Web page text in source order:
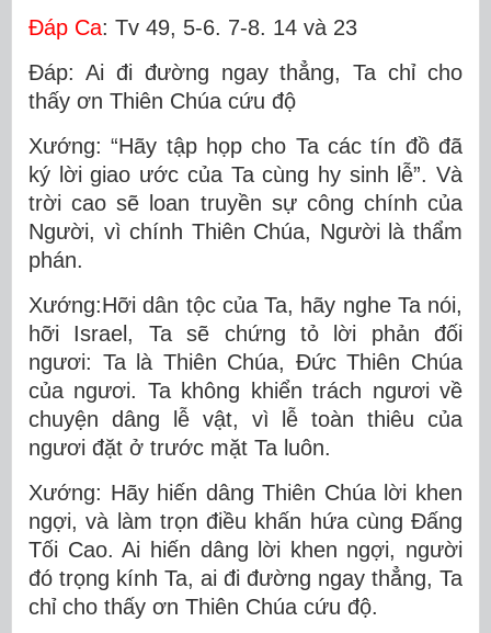
Ðáp Ca: Tv 49, 5-6. 7-8. 14 và 23
Ðáp: Ai đi đường ngay thẳng, Ta chỉ cho
thấy ơn Thiên Chúa cứu độ
Xướng: “Hãy tập họp cho Ta các tín đồ đã
ký lời giao ước của Ta cùng hy sinh lễ”. Và
trời cao sẽ loan truyền sự công chính của
Người, vì chính Thiên Chúa, Người là thẩm
phán.
Xướng:Hỡi dân tộc của Ta, hãy nghe Ta nói,
hỡi Israel, Ta sẽ chứng tỏ lời phản đối
ngươi: Ta là Thiên Chúa, Ðức Thiên Chúa
của ngươi. Ta không khiển trách ngươi về
chuyện dâng lễ vật, vì lễ toàn thiêu của
ngươi đặt ở trước mặt Ta luôn.
Xướng: Hãy hiến dâng Thiên Chúa lời khen
ngợi, và làm trọn điều khấn hứa cùng Ðấng
Tối Cao. Ai hiến dâng lời khen ngợi, người
đó trọng kính Ta, ai đi đường ngay thẳng, Ta
chỉ cho thấy ơn Thiên Chúa cứu độ.